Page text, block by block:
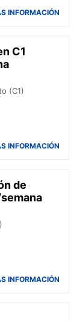
INFORMACIÓN
C1
(C1)
INFORMACIÓN
de
INFORMACIÓN